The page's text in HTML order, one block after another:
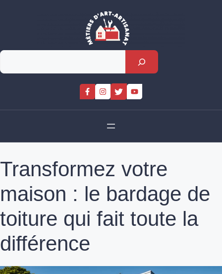
Rechercher
Transformez votre
maison : le bardage de
toiture qui fait toute la
différence